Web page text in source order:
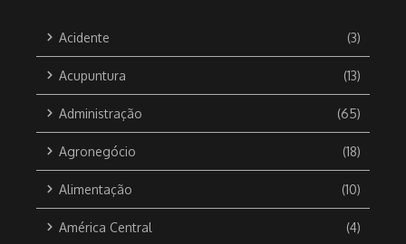
Acidente (3)
Acupuntura (13)
Administração (65)
Agronegócio (18)
Alimentação (10)
América Central (4)